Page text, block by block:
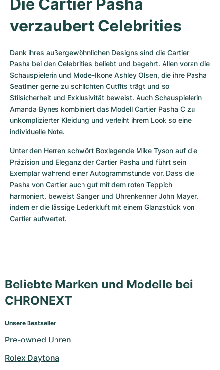
Die Cartier Pasha
verzaubert Celebrities
Dank ihres außergewöhnlichen Designs sind die Cartier
Pasha bei den Celebrities beliebt und begehrt. Allen voran die
Schauspielerin und Mode-Ikone Ashley Olsen, die ihre Pasha
Seatimer gerne zu schlichten Outfits trägt und so
Stilsicherheit und Exklusivität beweist. Auch Schauspielerin
Amanda Bynes kombiniert das Modell Cartier Pasha C zu
unkomplizierter Kleidung und verleiht ihrem Look so eine
individuelle Note.
Unter den Herren schwört Boxlegende Mike Tyson auf die
Präzision und Eleganz der Cartier Pasha und führt sein
Exemplar während einer Autogrammstunde vor. Dass die
Pasha von Cartier auch gut mit dem roten Teppich
harmoniert, beweist Sänger und Uhrenkenner John Mayer,
indem er die lässige Lederkluft mit einem Glanzstück von
Cartier aufwertet.
Beliebte Marken und Modelle bei
CHRONEXT
Unsere Bestseller
Pre-owned Uhren
Rolex Daytona